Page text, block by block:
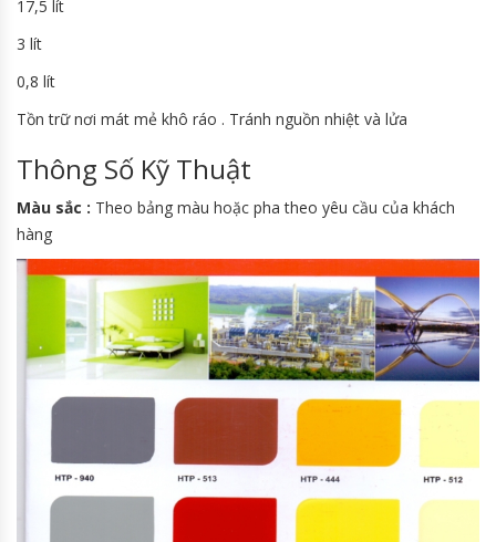
17,5 lít
3 lít
0,8 lít
Tồn trữ nơi mát mẻ khô ráo . Tránh nguồn nhiệt và lửa
Thông Số Kỹ Thuật
Màu sắc : Theo bảng màu hoặc pha theo yêu cầu của khách
hàng